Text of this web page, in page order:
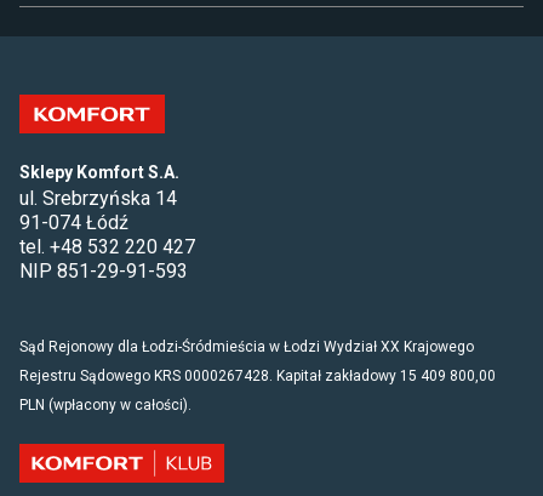
konfiguracji drzwi w obrębie kolekcji sprawia,
że kabina doskonale sprawdza się zarówno
wygodę i wszechstronność. Z kolei szeroka
paleta kolorów (grafit, chrom, czarny, miedź,
Sklepy Komfort S.A.
ul. Srebrzyńska 14
91-074 Łódź
tel. +48 532 220 427
NIP 851-29-91-593
Sąd Rejonowy dla Łodzi-Śródmieścia w Łodzi Wydział XX Krajowego
Rejestru Sądowego KRS 0000267428. Kapitał zakładowy 15 409 800,00
PLN (wpłacony w całości).